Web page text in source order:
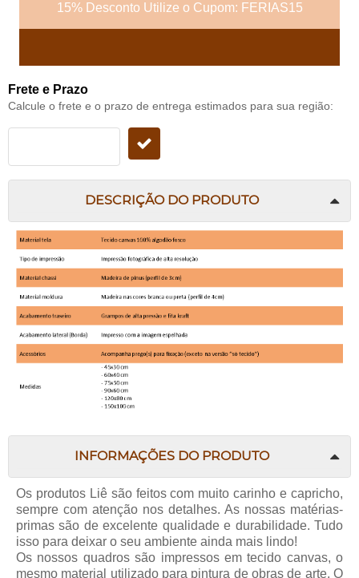
15% Desconto Utilize o Cupom: FERIAS15
Frete e Prazo
Calcule o frete e o prazo de entrega estimados para sua região:
DESCRIÇÃO DO PRODUTO
INFORMAÇÕES DO PRODUTO
Os produtos Liê são feitos com muito carinho e capricho,
sempre com atenção nos detalhes. As nossas matérias-
primas são de excelente qualidade e durabilidade. Tudo
isso para deixar o seu ambiente ainda mais lindo!
Os nossos quadros são impressos em tecido canvas, o
mesmo material utilizado para pintura de obras de arte. O